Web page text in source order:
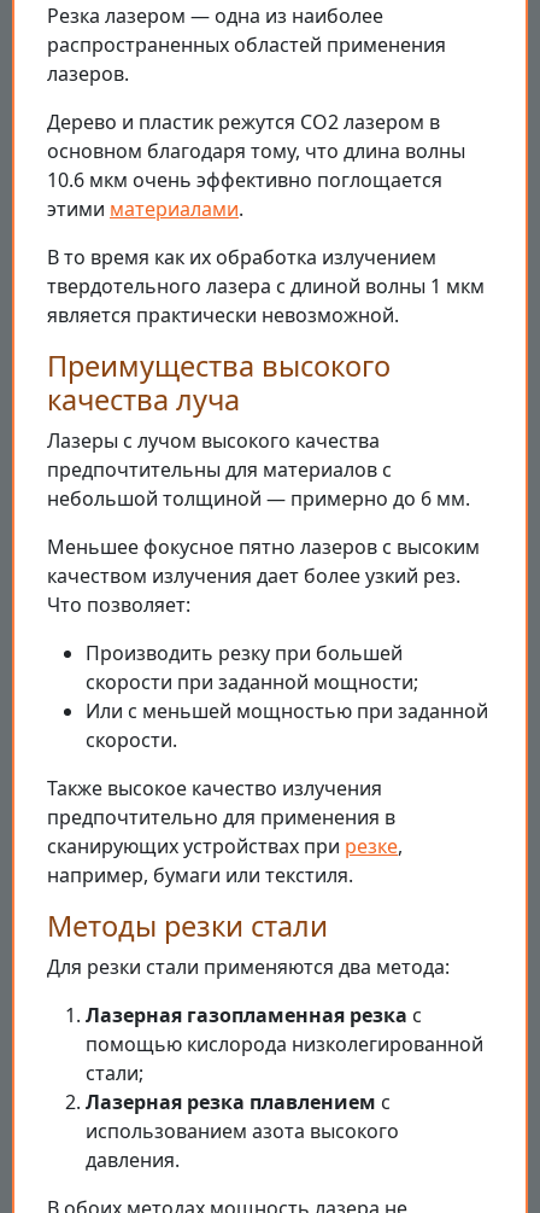
Резка лазером — одна из наиболее
распространенных областей применения
лазеров.
Дерево и пластик режутся CO2 лазером в
основном благодаря тому, что длина волны
10.6 мкм очень эффективно поглощается
этими материалами.
В то время как их обработка излучением
твердотельного лазера с длиной волны 1 мкм
является практически невозможной.
Преимущества высокого
качества луча
Лазеры с лучом высокого качества
предпочтительны для материалов с
небольшой толщиной — примерно до 6 мм.
Меньшее фокусное пятно лазеров с высоким
качеством излучения дает более узкий рез.
Что позволяет:
Производить резку при большей
скорости при заданной мощности;
Или с меньшей мощностью при заданной
скорости.
Также высокое качество излучения
предпочтительно для применения в
сканирующих устройствах при резке,
например, бумаги или текстиля.
Методы резки стали
Для резки стали применяются два метода:
Лазерная газопламенная резка с
помощью кислорода низколегированной
стали;
Лазерная резка плавлением с
использованием азота высокого
давления.
В обоих методах мощность лазера не